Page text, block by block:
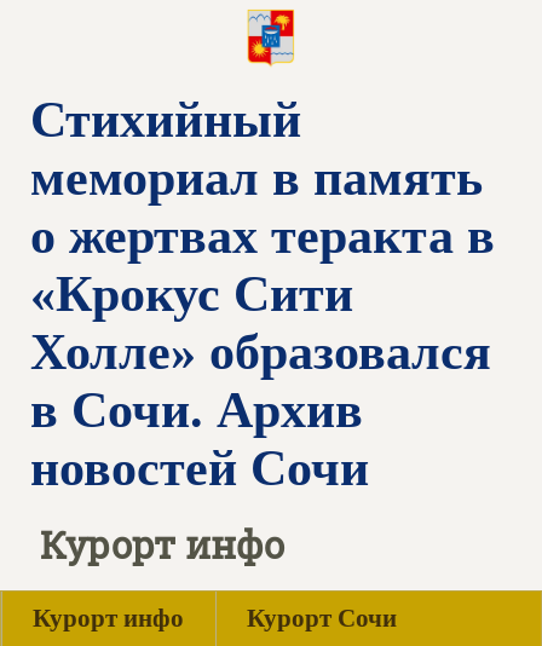
Стихийный
мемориал в память
о жертвах теракта в
«Крокус Сити
Холле» образовался
в Сочи. Архив
новостей Сочи
Курорт инфо
Курорт инфо Курорт Сочи